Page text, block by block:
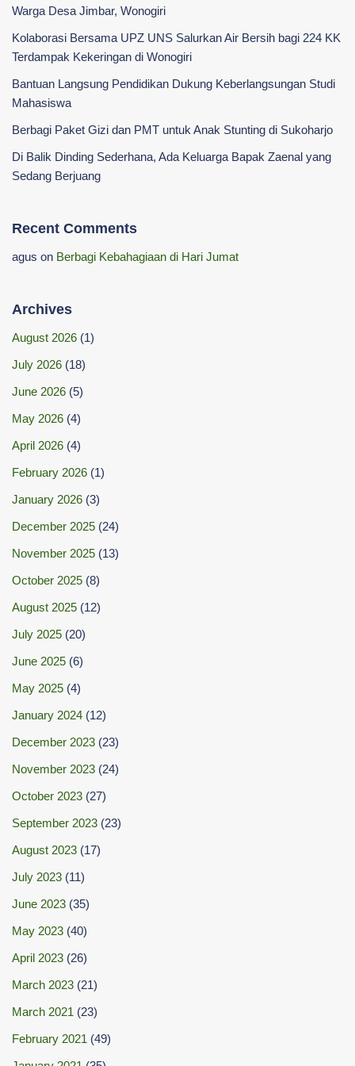
Warga Desa Jimbar, Wonogiri
Kolaborasi Bersama UPZ UNS Salurkan Air Bersih bagi 224 KK
Terdampak Kekeringan di Wonogiri
‎Bantuan Langsung Pendidikan Dukung Keberlangsungan Studi
Mahasiswa ‎
Berbagi Paket Gizi dan PMT untuk Anak Stunting di Sukoharjo
Di Balik Dinding Sederhana, Ada Keluarga Bapak Zaenal yang
Sedang Berjuang
Recent Comments
agus on Berbagi Kebahagiaan di Hari Jumat
Archives
August 2026 (1)
July 2026 (18)
June 2026 (5)
May 2026 (4)
April 2026 (4)
February 2026 (1)
January 2026 (3)
December 2025 (24)
November 2025 (13)
October 2025 (8)
August 2025 (12)
July 2025 (20)
June 2025 (6)
May 2025 (4)
January 2024 (12)
December 2023 (23)
November 2023 (24)
October 2023 (27)
September 2023 (23)
August 2023 (17)
July 2023 (11)
June 2023 (35)
May 2023 (40)
April 2023 (26)
March 2023 (21)
March 2021 (23)
February 2021 (49)